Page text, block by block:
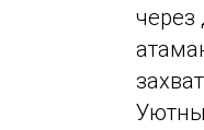
через